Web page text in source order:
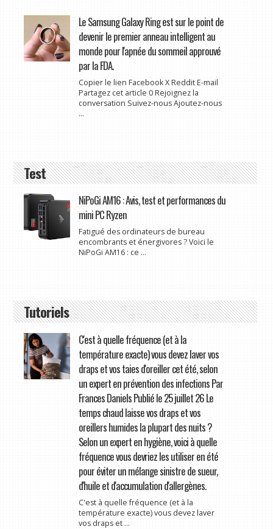
Le Samsung Galaxy Ring est sur le point de
devenir le premier anneau intelligent au
monde pour l'apnée du sommeil approuvé
par la FDA.
Copier le lien Facebook X Reddit E-mail
Partagez cet article 0 Rejoignez la
conversation Suivez-nous Ajoutez-nous
...
Test
NiPoGi AM16 : Avis, test et performances du
mini PC Ryzen
Fatigué des ordinateurs de bureau
encombrants et énergivores ? Voici le
NiPoGi AM16 : ce ...
Tutoriels
C'est à quelle fréquence (et à la
température exacte) vous devez laver vos
draps et vos taies d'oreiller cet été, selon
un expert en prévention des infections Par
Frances Daniels Publié le 25 juillet 26 Le
temps chaud laisse vos draps et vos
oreillers humides la plupart des nuits ?
Selon un expert en hygiène, voici à quelle
fréquence vous devriez les utiliser en été
pour éviter un mélange sinistre de sueur,
d'huile et d'accumulation d'allergènes.
C'est à quelle fréquence (et à la
température exacte) vous devez laver
vos draps et ...